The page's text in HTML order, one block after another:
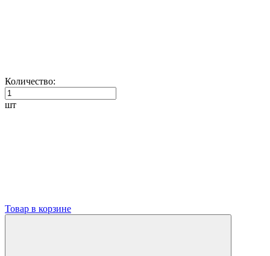
Количество:
шт
Товар в корзине